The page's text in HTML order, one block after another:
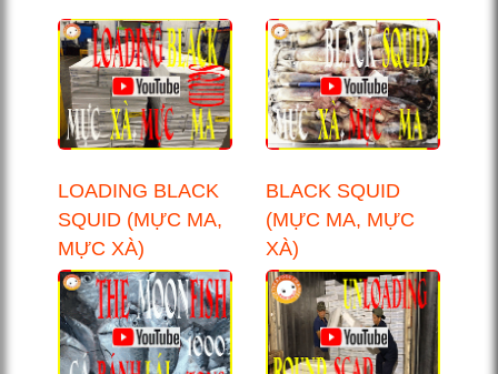
LOADING BLACK
SQUID (MỰC MA,
MỰC XÀ)
BLACK SQUID
(MỰC MA, MỰC
XÀ)